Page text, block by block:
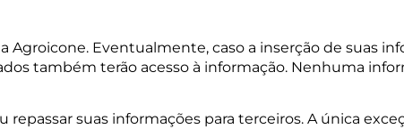
Agroicone. Eventualmente, caso a inserção de suas
também terão acesso à informação. Nenhuma
suas informações para terceiros. A única